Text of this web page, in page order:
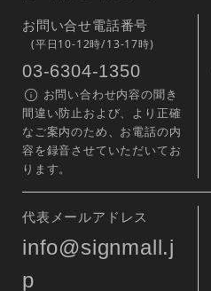
お問い合せ電話番号
(平日10-12時/13-17時)
03-6304-1350
お問い合わせ内容の聞き
間違い防止および、より正確
なご案内のため、お電話の内
容を録音させていただいてお
ります。
代表メールアドレス
info@signmall.j
p